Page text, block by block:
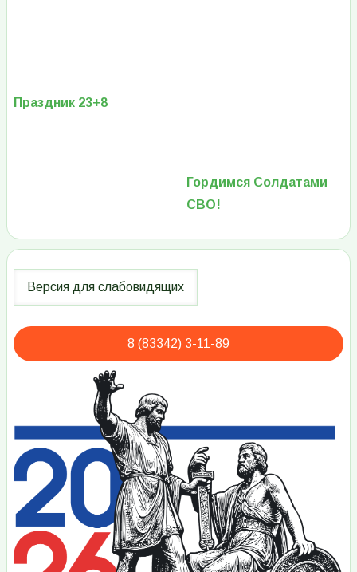
Праздник 23+8
Гордимся Солдатами
СВО!
8 (83342) 3-11-89